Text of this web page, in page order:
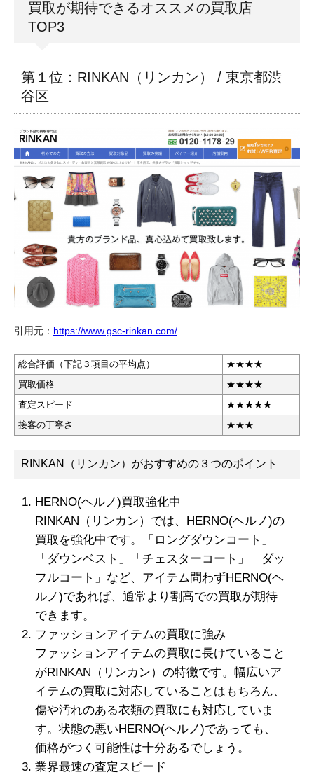
買取が期待できるオススメの買取店
TOP3
第１位：RINKAN（リンカン） / 東京都渋
谷区
引用元： https://www.gsc-rinkan.com/
総合評価（下記３項目の平均点）
★★★★
買取価格
★★★★
査定スピード
★★★★★
接客の丁寧さ
★★★
RINKAN（リンカン）がおすすめの３つのポイント
HERNO(ヘルノ)買取強化中
RINKAN（リンカン）では、HERNO(ヘルノ)の
買取を強化中です。「ロングダウンコート」
「ダウンベスト」「チェスターコート」「ダッ
フルコート」など、アイテム問わずHERNO(ヘ
ルノ)であれば、通常より割高での買取が期待
できます。
ファッションアイテムの買取に強み
ファッションアイテムの買取に長けていること
がRINKAN（リンカン）の特徴です。幅広いア
イテムの買取に対応していることはもちろん、
傷や汚れのある衣類の買取にも対応していま
す。状態の悪いHERNO(ヘルノ)であっても、
価格がつく可能性は十分あるでしょう。
業界最速の査定スピード